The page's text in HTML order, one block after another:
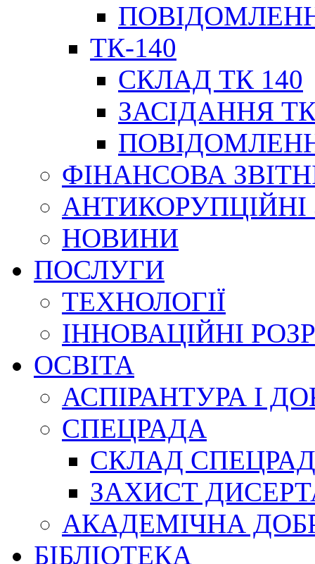
ТК-140
СКЛАД ТК 140
ЗАСІДАННЯ ТК
ФІНАНСОВА
НОВИНИ
ПОСЛУГИ
ТЕХНОЛОГІЇ
ІННОВАЦІЙНІ
ОСВІТА
АСПІРАНТУРА І
СПЕЦРАДА
СКЛАД
ЗАХИСТ
АКАДЕМІЧНА
БІБЛІОТЕКА